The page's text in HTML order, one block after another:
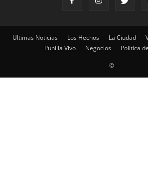
Ultimas Noticias Los Hechos La Ciudad
Punilla Vivo
Negocios Política
©